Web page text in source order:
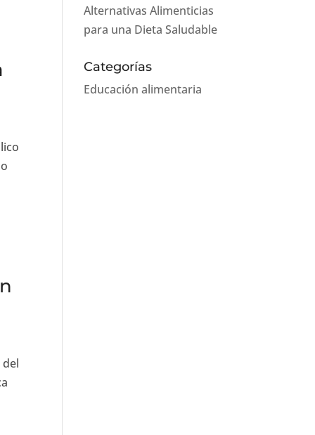
Alternativas Alimenticias
para una Dieta Saludable
Categorías
Educación alimentaria